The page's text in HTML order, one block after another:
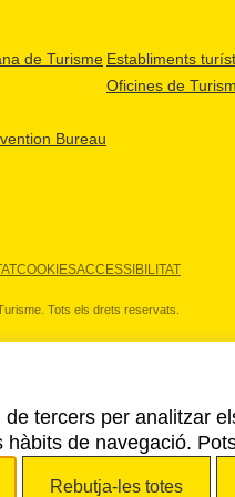
de Turisme
Bureau
Establiments
Oficines de
COOKIESACCESSIBILITAT
Tots els drets reservats.
tercers per analitzar
hàbits de navegació.
Rebutja-les totes